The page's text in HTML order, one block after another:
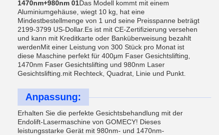
1470nm+980nm 01Das Modell kommt mit einem
Aluminiumgehäuse, wiegt 10 kg, hat eine
Mindestbestellmenge von 1 und seine Preisspanne beträgt
2199-3799 US-Dollar.Es ist mit CE-Zertifizierung versehen
und kann mit Kreditkarte oder Banküberweisung bezahlt
werdenMit einer Leistung von 300 Stück pro Monat ist
diese Maschine perfekt für 400μm Faser Gesichtslifting,
1470nm Faser Gesichtslifting und 980nm Laser
Gesichtslifting.mit Rechteck, Quadrat, Linie und Punkt.
Anpassung:
Erhalten Sie die perfekte Gesichtsbehandlung mit der
Endolift-Lasermaschine von GOMECY! Dieses
leistungsstarke Gerät mit 980nm- und 1470nm-